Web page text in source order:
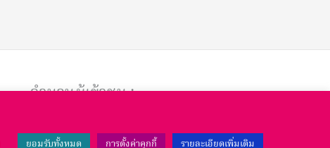
จำนวนผู้เข้าชม :
Total Views:63,487
ยอมรับทั้งหมด การตั้งค่าคุกกี้ รายละเอียดเพิ่มเติม